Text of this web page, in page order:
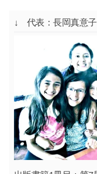
↓ 代表：長岡真意